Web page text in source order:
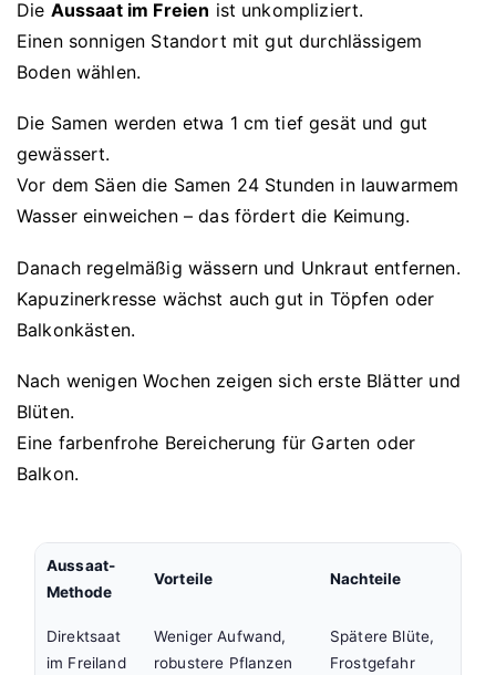
Die Aussaat im Freien ist unkompliziert.
Einen sonnigen Standort mit gut durchlässigem
Boden wählen.
Die Samen werden etwa 1 cm tief gesät und gut
gewässert.
Vor dem Säen die Samen 24 Stunden in lauwarmem
Wasser einweichen – das fördert die Keimung.
Danach regelmäßig wässern und Unkraut entfernen.
Kapuzinerkresse wächst auch gut in Töpfen oder
Balkonkästen.
Nach wenigen Wochen zeigen sich erste Blätter und
Blüten.
Eine farbenfrohe Bereicherung für Garten oder
Balkon.
Aussaat-
Methode
Vorteile Nachteile
Direktsaat
im Freiland
Weniger Aufwand,
robustere Pflanzen
Spätere Blüte,
Frostgefahr